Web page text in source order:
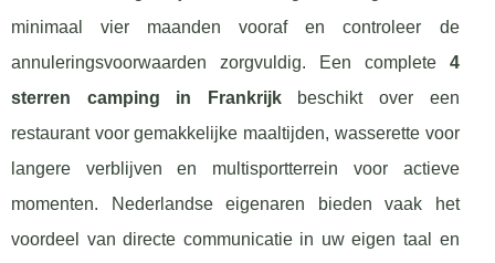
minimaal vier maanden vooraf en controleer de
annuleringsvoorwaarden zorgvuldig. Een complete 4
sterren camping in Frankrijkbeschikt over een
restaurant voor gemakkelijke maaltijden, wasserette voor
langere verblijven en multisportterrein voor actieve
momenten. Nederlandse eigenaren bieden vaak het
voordeel van directe communicatie in uw eigen taal en